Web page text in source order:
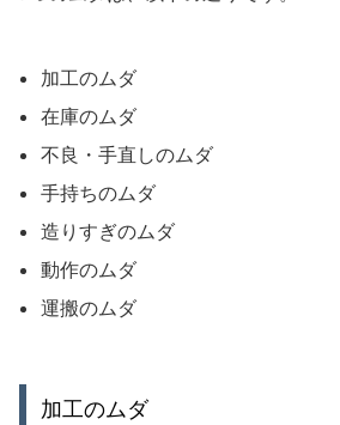
加工のムダ
在庫のムダ
不良・手直しのムダ
手持ちのムダ
造りすぎのムダ
動作のムダ
運搬のムダ
加工のムダ